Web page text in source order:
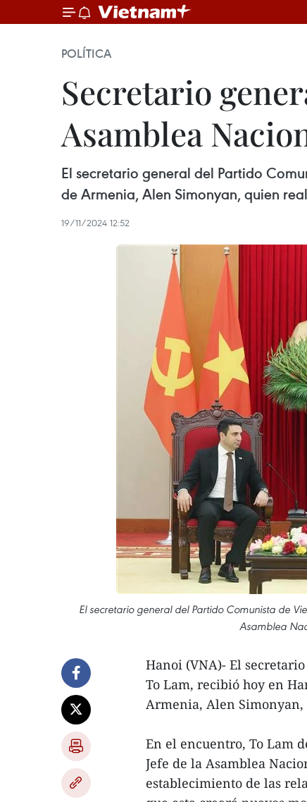
POLÍTICA
Secretario
Asamblea
El secretario general del Partido
de Armenia, Alen Simonyan, quien
19/11/2024 12:52
El secretario general del Partido Comunista de
Asamblea
Hanoi (VNA)- El
To Lam, recibió hoy en
Armenia, Alen
En el encuentro, To Lam
Jefe de la Asamblea
establecimiento de las